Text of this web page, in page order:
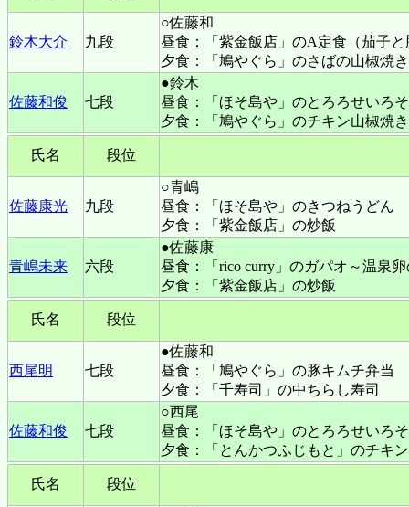
鈴木大介 九段
○佐藤和
昼食：「紫金飯店」のA定食（茄子
夕食：「鳩やぐら」のさばの山椒焼
佐藤和俊 七段
●鈴木
昼食：「ほそ島や」のとろろせいろ
夕食：「鳩やぐら」のチキン山椒焼
氏名 段位
佐藤康光 九段
○青嶋
昼食：「ほそ島や」のきつねうどん
夕食：「紫金飯店」の炒飯
青嶋未来 六段
●佐藤康
昼食：「rico curry」のガパオ～温泉
夕食：「紫金飯店」の炒飯
氏名 段位
西尾明 七段
●佐藤和
昼食：「鳩やぐら」の豚キムチ弁当
夕食：「千寿司」の中ちらし寿司
佐藤和俊 七段
○西尾
昼食：「ほそ島や」のとろろせいろ
夕食：「とんかつふじもと」のチキ
氏名 段位